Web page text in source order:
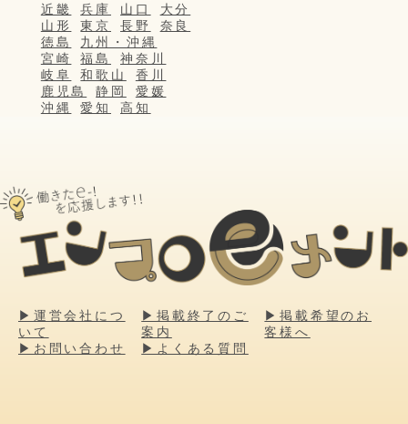
近畿
兵庫 山口
大分
山形
東京 長野
奈良
徳島
九州・沖縄
宮崎
福島
神奈川
岐阜
和歌山
香川
鹿児島
静岡
愛媛
沖縄
愛知 高知
▶運営会社につ
いて
▶掲載終了のご
案内
▶掲載希望のお
客様へ
▶お問い合わせ
▶よくある質問